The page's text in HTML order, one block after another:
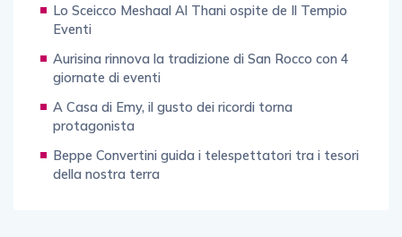
Lo Sceicco Meshaal Al Thani ospite de Il Tempio
Eventi
Aurisina rinnova la tradizione di San Rocco con 4
giornate di eventi
A Casa di Emy, il gusto dei ricordi torna
protagonista
Beppe Convertini guida i telespettatori tra i tesori
della nostra terra